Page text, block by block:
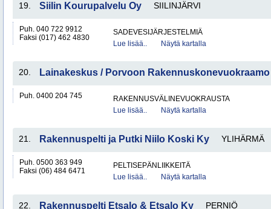
19. Siilin Kourupalvelu Oy SIILINJÄRVI
Puh. 040 722 9912
Faksi (017) 462 4830
SADEVESIJÄRJESTELMIÄ
Lue lisää..
Näytä kartalla
20. Lainakeskus / Porvoon Rakennuskonevuokraamo
Puh. 0400 204 745
RAKENNUSVÄLINEVUOKRAUSTA
Lue lisää..
Näytä kartalla
21. Rakennuspelti ja Putki Niilo Koski Ky YLIHÄRMÄ
Puh. 0500 363 949
Faksi (06) 484 6471
PELTISEPÄNLIIKKEITÄ
Lue lisää..
Näytä kartalla
22. Rakennuspelti Etsalo & Etsalo Ky PERNIÖ